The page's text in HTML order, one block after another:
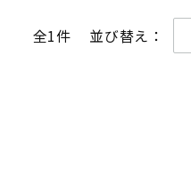
全1件 並び替え：